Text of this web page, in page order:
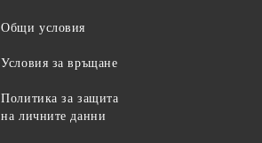
Общи условия
Условия за връщане
Политика за защита
на личните данни